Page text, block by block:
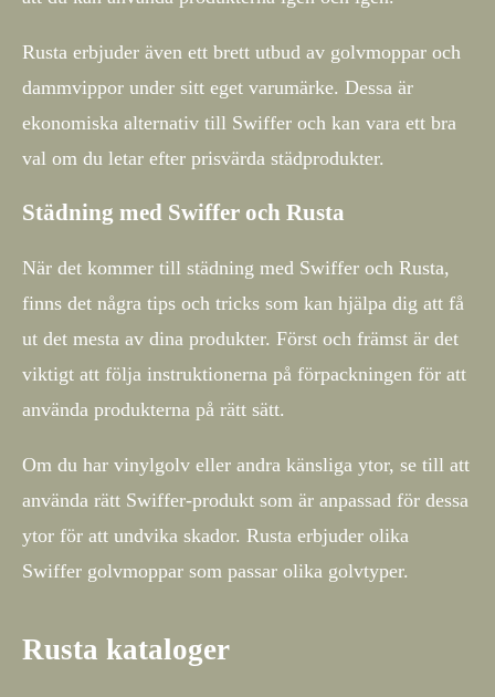
Rusta erbjuder även ett brett utbud av golvmoppar och
dammvippor under sitt eget varumärke. Dessa är
ekonomiska alternativ till Swiffer och kan vara ett bra
val om du letar efter prisvärda städprodukter.
Städning med Swiffer och Rusta
När det kommer till städning med Swiffer och Rusta,
finns det några tips och tricks som kan hjälpa dig att få
ut det mesta av dina produkter. Först och främst är det
viktigt att följa instruktionerna på förpackningen för att
använda produkterna på rätt sätt.
Om du har vinylgolv eller andra känsliga ytor, se till att
använda rätt Swiffer-produkt som är anpassad för dessa
ytor för att undvika skador. Rusta erbjuder olika
Swiffer golvmoppar som passar olika golvtyper.
Rusta kataloger